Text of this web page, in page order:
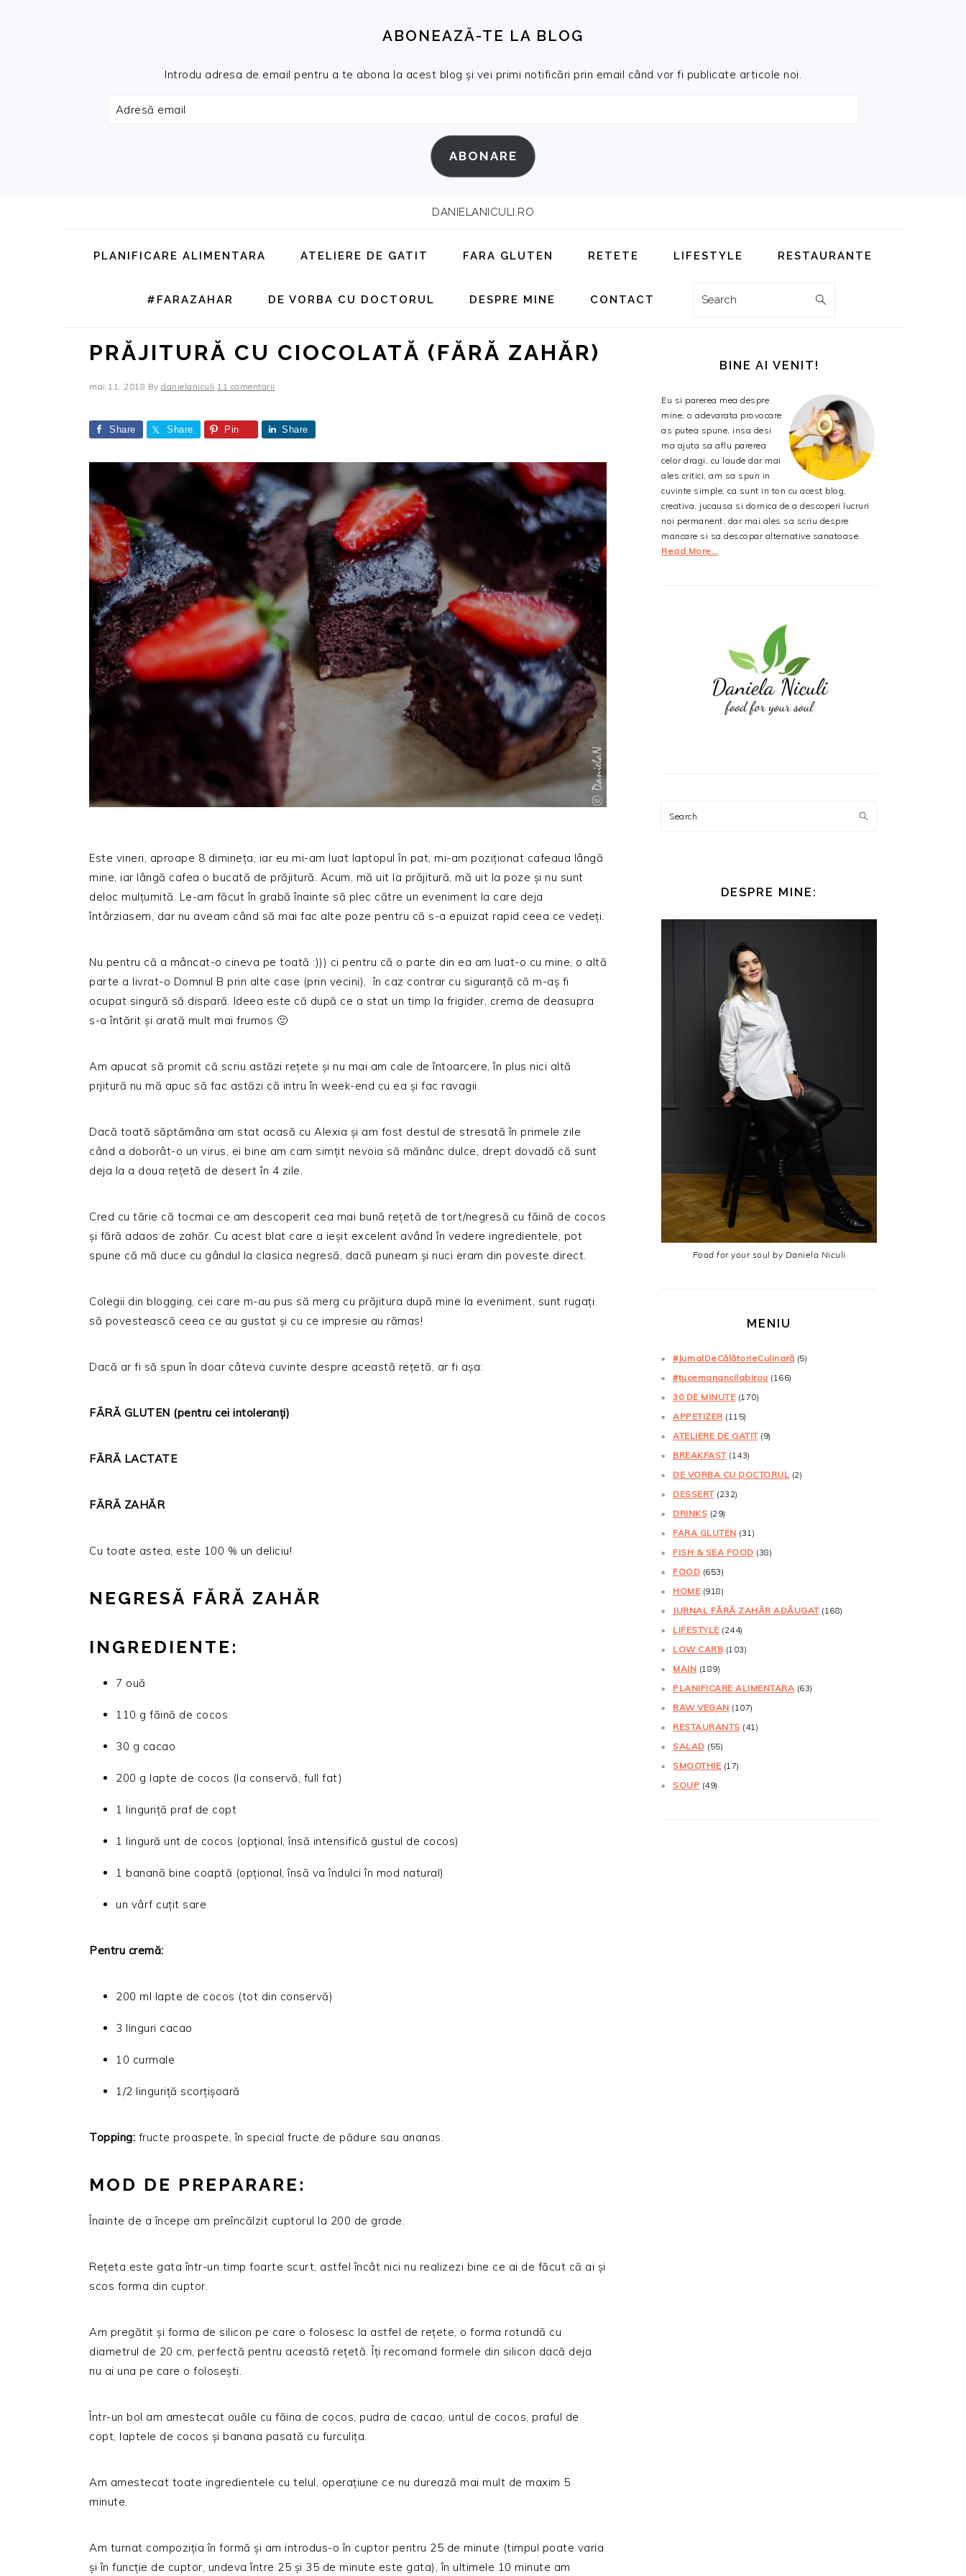
ABONEAZĂ-TE LA BLOG
Introdu adresa de email pentru a te abona la acest blog și vei primi notificări prin email când vor fi publicate articole noi.
Adresă
ABONARE
DANIELANICULI.RO
PLANIFICARE ALIMENTARA ATELIERE DE GATIT FARA GLUTEN RETETE LIFESTYLE RESTAURANTE
#FARAZAHAR DE VORBA CU DOCTORUL DESPRE MINE CONTACT Search
PRĂJITURĂ CU CIOCOLATĂ (FĂRĂ ZAHĂR)
mai 11, 2018 By danielaniculi 11 comentarii
Share Share Pin Share
Este vineri, aproape 8 dimineța, iar eu mi-am luat laptopul în pat, mi-am poziționat cafeaua lângă
mine, iar lângă cafea o bucată de prăjitură. Acum, mă uit la prăjitură, mă uit la poze și nu sunt
deloc mulțumită. Le-am făcut în grabă înainte să plec către un eveniment la care deja
întârziasem, dar nu aveam când să mai fac alte poze pentru că s-a epuizat rapid ceea ce vedeți.
Nu pentru că a mâncat-o cineva pe toată :))) ci pentru că o parte din ea am luat-o cu mine, o altă
parte a livrat-o Domnul B prin alte case (prin vecini), în caz contrar cu siguranță că m-aș fi
ocupat singură să dispară. Ideea este că după ce a stat un timp la frigider, crema de deasupra
s-a întărit și arată mult mai frumos 🙂
Am apucat să promit că scriu astăzi rețete și nu mai am cale de întoarcere, în plus nici altă
prjitură nu mă apuc să fac astăzi că intru în week-end cu ea și fac ravagii.
Dacă toată săptămâna am stat acasă cu Alexia și am fost destul de stresată în primele zile
când a doborât-o un virus, ei bine am cam simțit nevoia să mănânc dulce, drept dovadă că sunt
deja la a doua rețetă de desert în 4 zile.
Cred cu tărie că tocmai ce am descoperit cea mai bună rețetă de tort/negresă cu făină de cocos
și fără adaos de zahăr. Cu acest blat care a ieșit excelent având în vedere ingredientele, pot
spune că mă duce cu gândul la clasica negresă, dacă puneam și nuci eram din poveste direct.
Colegii din blogging, cei care m-au pus să merg cu prăjitura după mine la eveniment, sunt rugați
să povestească ceea ce au gustat și cu ce impresie au rămas!
Dacă ar fi să spun în doar câteva cuvinte despre această rețetă, ar fi așa:
FĂRĂ GLUTEN (pentru cei intoleranți)
FĂRĂ LACTATE
FĂRĂ ZAHĂR
Cu toate astea, este 100 % un deliciu!
NEGRESĂ FĂRĂ ZAHĂR
INGREDIENTE:
7 ouă
110 g făină de cocos
30 g cacao
200 g lapte de cocos (la conservă, full fat)
1 linguriță praf de copt
1 lingură unt de cocos (opțional, însă intensifică gustul de cocos)
1 banană bine coaptă (opțional, însă va îndulci în mod natural)
un vârf cuțit sare
Pentru cremă:
200 ml lapte de cocos (tot din conservă)
3 linguri cacao
10 curmale
1/2 linguriță scorțișoară
Topping: fructe proaspete, în special fructe de pădure sau ananas.
MOD DE PREPARARE:
Înainte de a începe am preîncălzit cuptorul la 200 de grade.
Rețeta este gata într-un timp foarte scurt, astfel încât nici nu realizezi bine ce ai de făcut că ai și
scos forma din cuptor.
Am pregătit și forma de silicon pe care o folosesc la astfel de rețete, o forma rotundă cu
diametrul de 20 cm, perfectă pentru această rețetă. Îți recomand formele din silicon dacă deja
nu ai una pe care o folosești.
Într-un bol am amestecat ouăle cu făina de cocos, pudra de cacao, untul de cocos, praful de
copt, laptele de cocos și banana pasată cu furculița.
Am amestecat toate ingredientele cu telul, operațiune ce nu durează mai mult de maxim 5
minute.
Am turnat compoziția în formă și am introdus-o în cuptor pentru 25 de minute (timpul poate varia
și în funcție de cuptor, undeva între 25 și 35 de minute este gata), în ultimele 10 minute am
PRINCIPALĂBINE AI VENIT!
Eu si parerea mea despre
mine, o adevarata provocare
as putea spune, insa desi
ma ajuta sa aflu parerea
celor dragi, cu laude dar mai
ales critici, am sa spun in
cuvinte simple, ca sunt in ton cu acest blog,
creativa, jucausa si dornica de a descoperi lucruri
noi permanent, dar mai ales sa scriu despre
mancare si sa descopar alternative sanatoase.
Read More…
Search
DESPRE MINE:
Food for your soul by Daniela Niculi
MENIU
#JurnalDeCălătorieCulinară (5)
#tucemanancilabirou (166)
30 DE MINUTE (170)
APPETIZER (115)
ATELIERE DE GATIT(9)
BREAKFAST(143)
DE VORBA CU DOCTORUL (2)
DESSERT(232)
DRINKS (29)
FARA GLUTEN (31)
FISH & SEA FOOD (38)
FOOD (653)
HOME (918)
JURNAL FĂRĂ ZAHĂR ADĂUGAT(168)
LIFESTYLE (244)
LOW CARB (103)
MAIN (189)
PLANIFICARE ALIMENTARA (63)
RAW VEGAN (107)
RESTAURANTS (41)
SALAD (55)
SMOOTHIE (17)
SOUP (49)